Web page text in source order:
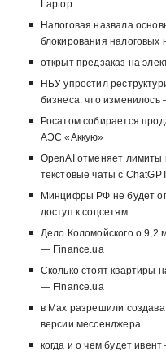
Laptop
Налоговая назвала
блокирования
открыт предзаказ на
НБУ упростил
бизнеса: что
Росатом собирается
АЭС «Аккую»
OpenAI отменяет лимиты
текстовые чаты с
Минцифры РФ не будет
доступ к соцсетям
Дело Коломойского о 9,2
— Finance.ua
Сколько стоят квартиры
— Finance.ua
в Max разрешили
версии мессенджера
когда и о чем будет